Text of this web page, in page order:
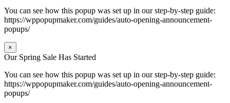
You can see how this popup was set up in our step-by-step guide:
https://wppopupmaker.com/guides/auto-opening-announcement-
popups/
×
Our Spring Sale Has Started
You can see how this popup was set up in our step-by-step guide:
https://wppopupmaker.com/guides/auto-opening-announcement-
popups/